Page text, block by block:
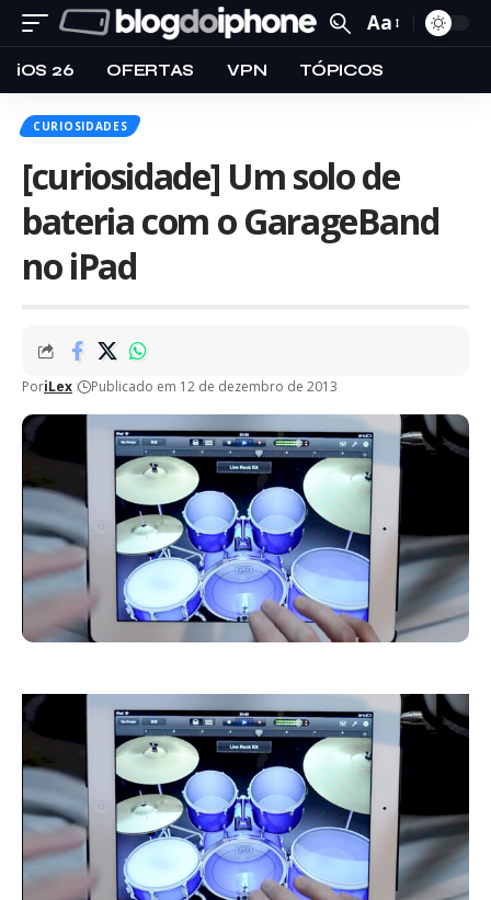
Aa
iOS 26 OFERTAS VPN TÓPICOS
CURIOSIDADES
[curiosidade] Um solo de
bateria com o GarageBand
no iPad
PoriLex Publicado em 12 de dezembro de 2013